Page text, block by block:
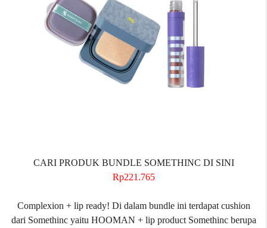
CARI PRODUK BUNDLE SOMETHINC DI SINI
Rp221.765
Complexion + lip ready! Di dalam bundle ini terdapat cushion
dari Somethinc yaitu HOOMAN + lip product Somethinc berupa